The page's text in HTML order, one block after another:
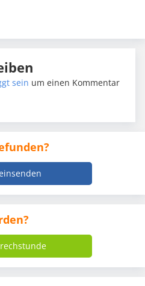
sein um einen Kommentar